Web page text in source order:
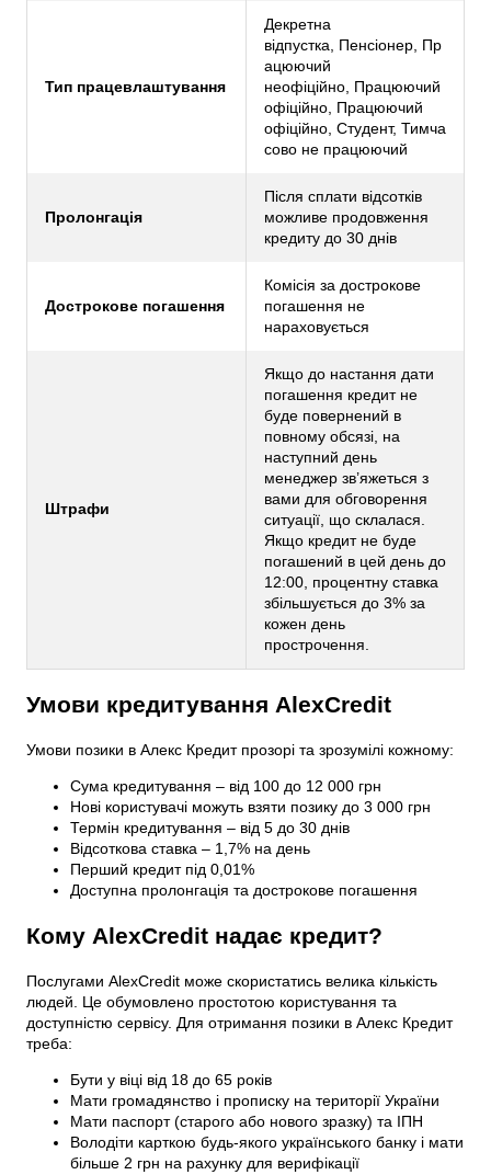
Тип працевлаштування
Декретна
відпустка, Пенсіонер, Пр
ацюючий
неофіційно, Працюючий
офіційно, Працюючий
офіційно, Студент, Тимча
сово не працюючий
Пролонгація
Після сплати відсотків
можливе продовження
кредиту до 30 днів
Дострокове погашення
Комісія за дострокове
погашення не
нараховується
Штрафи
Якщо до настання дати
погашення кредит не
буде повернений в
повному обсязі, на
наступний день
менеджер зв’яжеться з
вами для обговорення
ситуації, що склалася.
Якщо кредит не буде
погашений в цей день до
12:00, процентну ставка
збільшується до 3% за
кожен день
прострочення.
Умови кредитування AlexCredit
Умови позики в Алекс Кредит прозорі та зрозумілі кожному:
Сума кредитування – від 100 до 12 000 грн
Нові користувачі можуть взяти позику до 3 000 грн
Термін кредитування – від 5 до 30 днів
Відсоткова ставка – 1,7% на день
Перший кредит під 0,01%
Доступна пролонгація та дострокове погашення
Кому AlexCredit надає кредит?
Послугами AlexCredit може скористатись велика кількість
людей. Це обумовлено простотою користування та
доступністю сервісу. Для отримання позики в Алекс Кредит
треба:
Бути у віці від 18 до 65 років
Мати громадянство і прописку на території України
Мати паспорт (старого або нового зразку) та ІПН
Володіти карткою будь-якого українського банку і мати
більше 2 грн на рахунку для верифікації